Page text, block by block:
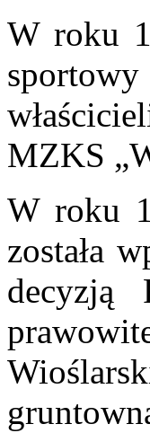
W roku
sportowy
MZKS „
W roku
została
decyzją